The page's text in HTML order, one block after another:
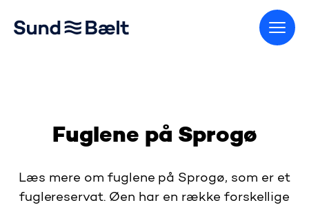
Fuglene på Sprogø
Læs mere om fuglene på Sprogø, som er et
fuglereservat. Øen har en række forskellige